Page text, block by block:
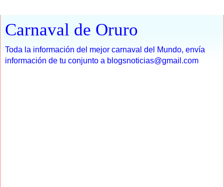
Carnaval de Oruro
Toda la información del mejor carnaval del Mundo, envía
información de tu conjunto a blogsnoticias@gmail.com